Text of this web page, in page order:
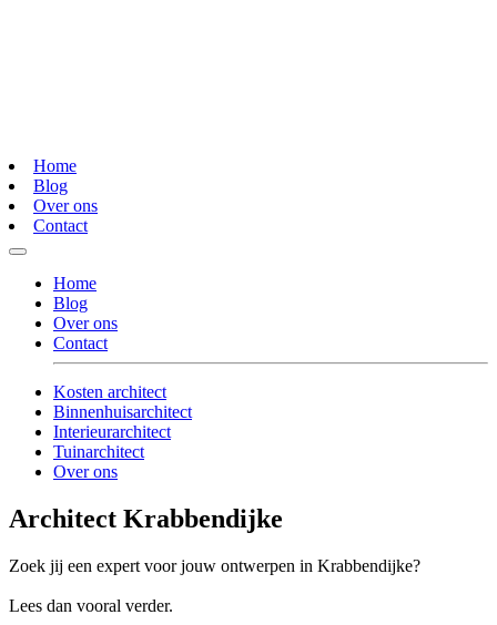
Home
Blog
Over ons
Contact
Home
Blog
Over ons
Contact
Kosten architect
Binnenhuisarchitect
Interieurarchitect
Tuinarchitect
Over ons
Architect Krabbendijke
Zoek jij een expert voor jouw ontwerpen in Krabbendijke?
Lees dan vooral verder.